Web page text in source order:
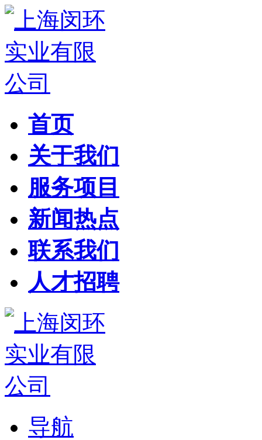
首页
关于我们
服务项目
新闻热点
联系我们
人才招聘
导航